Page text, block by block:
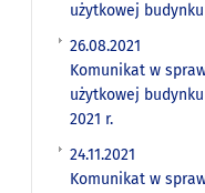
użytkowej
26.08.2021
Komunikat w
użytkowej
2021 r.
24.11.2021
Komunikat w